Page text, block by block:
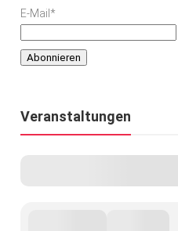
E-Mail*
Veranstaltungen